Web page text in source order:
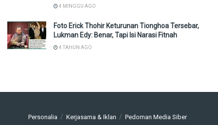
4 MINGGU AGO
Foto Erick Thohir Keturunan Tionghoa Tersebar,
Lukman Edy: Benar, Tapi Isi Narasi Fitnah
4 TAHUN AGO
Personalia Kerjasama & Iklan Pedoman Media Siber